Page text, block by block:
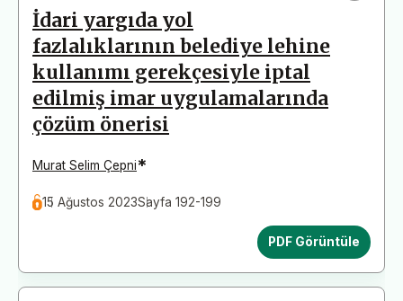
İdari yargıda yol
fazlalıklarının belediye lehine
kullanımı gerekçesiyle iptal
edilmiş imar uygulamalarında
çözüm önerisi
Murat Selim Çepni*
15 Ağustos 2023Sayfa 192-199
PDF Görüntüle